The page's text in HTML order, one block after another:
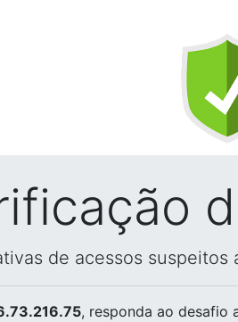
de acessos suspeitos
, responda ao desafio